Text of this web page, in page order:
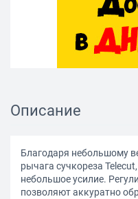
Описание
Благодаря небольшому
рычага сучкореза
небольшое усилие.
позволяют аккуратно